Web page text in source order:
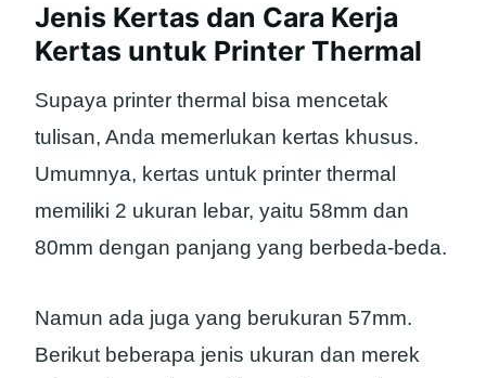
Jenis Kertas dan Cara Kerja
Kertas untuk Printer Thermal
Supaya printer thermal bisa mencetak
tulisan, Anda memerlukan kertas khusus.
Umumnya, kertas untuk printer thermal
memiliki 2 ukuran lebar, yaitu 58mm dan
80mm dengan panjang yang berbeda-beda.
Namun ada juga yang berukuran 57mm.
Berikut beberapa jenis ukuran dan merek